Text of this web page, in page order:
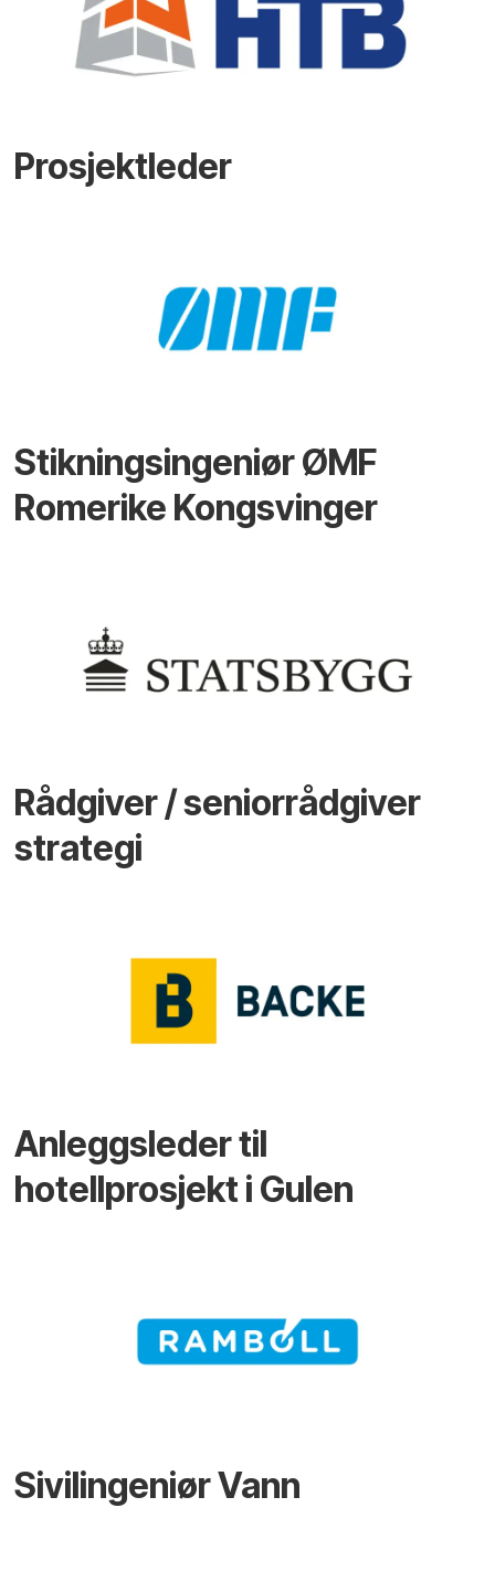
Prosjektleder
Stikningsingeniør ØMF
Romerike Kongsvinger
Rådgiver / seniorrådgiver
strategi
Anleggsleder til
hotellprosjekt i Gulen
Sivilingeniør Vann